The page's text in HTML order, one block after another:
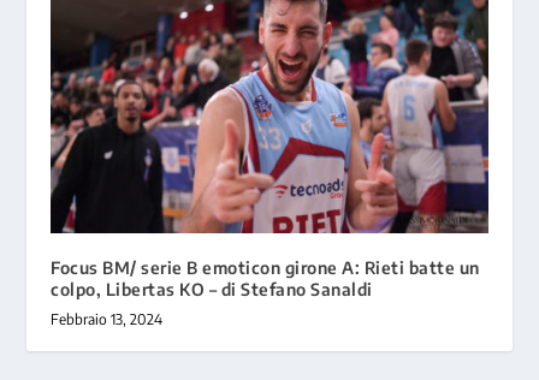
Focus BM/ serie B emoticon girone A: Rieti batte un
colpo, Libertas KO – di Stefano Sanaldi
Febbraio 13, 2024